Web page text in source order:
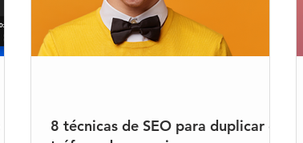
8️ técnicas de SEO para duplicar o